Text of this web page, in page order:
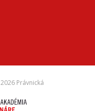
2026 Právnická